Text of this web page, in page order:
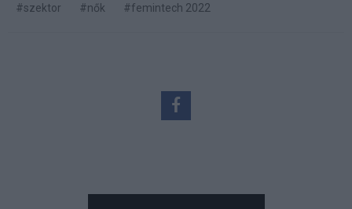
#szektor
#nők #femintech 2022